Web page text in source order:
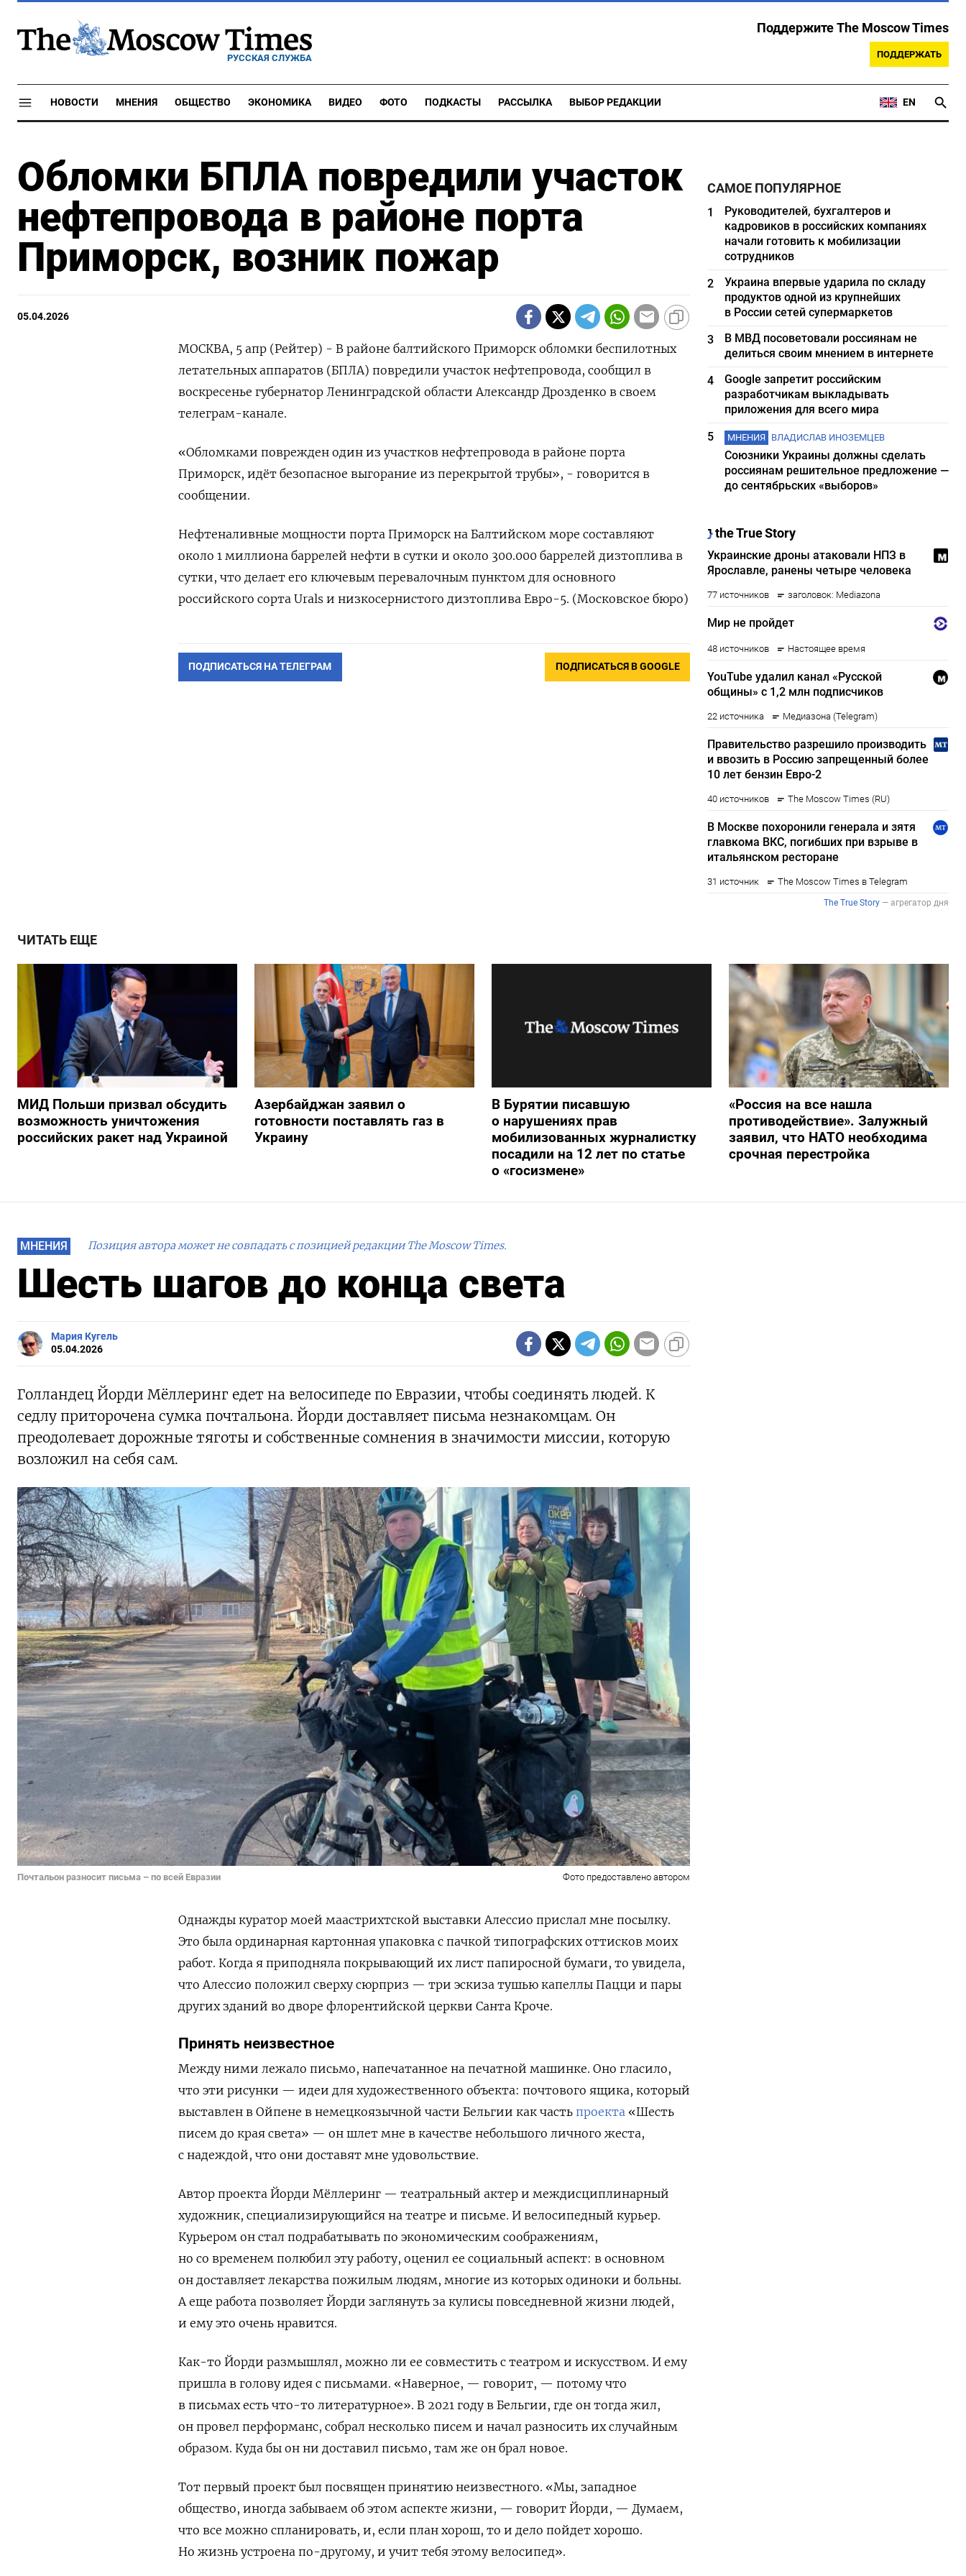
РУССКАЯ СЛУЖБА
Поддержите The Moscow Times
ПОДДЕРЖАТЬ
НОВОСТИ МНЕНИЯ ОБЩЕСТВО ЭКОНОМИКА ВИДЕО ФОТО ПОДКАСТЫ РАССЫЛКА ВЫБОР РЕДАКЦИИ EN
Обломки БПЛА повредили участок
нефтепровода в районе порта
Приморск, возник пожар
05.04.2026
МОСКВА, 5 апр (Рейтер) - В районе балтийского Приморск обломки ‌беспилотных
летательных аппаратов (БПЛА) повредили участок нефтепровода, сообщил ​в ​
воскресенье губернатор Ленинградской ​области ⁠Александр ‌Дрозденко в своем
телеграм-канале.
«Обломками ‌поврежден один из участков ​нефтепровода в ‌районе порта
Приморск, идёт ​безопасное выгорание ‌из перекрытой трубы», - говорится в
сообщении.
Нефтеналивные мощности ​порта ​Приморск ‌на Балтийском море составляют ​
около 1 миллиона баррелей нефти в сутки и около 300.000 баррелей дизтоплива в ​
сутки, ⁠что делает его ключевым перевалочным ‌пунктом для ‌основного
российского сорта Urals ​и низкосернистого дизтоплива ‌Евро-5. (Московское бюро)
ПОДПИСАТЬСЯ НА ТЕЛЕГРАМ ПОДПИСАТЬСЯ В GOOGLE
САМОЕ ПОПУЛЯРНОЕ
1
Руководителей, бухгалтеров и
кадровиков в российских компаниях
начали готовить к мобилизации
сотрудников
2
Украина впервые ударила по складу
продуктов одной из крупнейших
в России сетей супермаркетов
3
В МВД посоветовали россиянам не
делиться своим мнением в интернете
4
Google запретит российским
разработчикам выкладывать
приложения для всего мира
5
МНЕНИЯ ВЛАДИСЛАВ ИНОЗЕМЦЕВ
Союзники Украины должны сделать
россиянам решительное предложение —
до сентябрьских «выборов»
ЧИТАТЬ ЕЩЕ
МИД Польши призвал обсудить
возможность уничтожения
российских ракет над Украиной
Азербайджан заявил о
готовности поставлять газ в
Украину
В Бурятии писавшую
о нарушениях прав
мобилизованных журналистку
посадили на 12 лет по статье
о «госизмене»
«Россия на все нашла
противодействие». Залужный
заявил, что НАТО необходима
срочная перестройка
МНЕНИЯ Позиция автора может не совпадать с позицией редакции The Moscow Times.
Шесть шагов до конца света
Мария Кугель
05.04.2026
Голландец Йорди Мёллеринг едет на велосипеде по Евразии, чтобы соединять людей. К
седлу приторочена сумка почтальона. Йорди доставляет письма незнакомцам. Он
преодолевает дорожные тяготы и собственные сомнения в значимости миссии, которую
возложил на себя сам.
Почтальон разносит письма – по всей Евразии Фото предоставлено автором
Однажды куратор моей маастрихтской выставки Алессио прислал мне посылку.
Это была ординарная картонная упаковка с пачкой типографских оттисков моих
работ. Когда я приподняла покрывающий их лист папиросной бумаги, то увидела,
что Алессио положил сверху сюрприз — три эскиза тушью капеллы Пацци и пары
других зданий во дворе флорентийской церкви Санта Кроче.
Принять неизвестное
Между ними лежало письмо, напечатанное на печатной машинке. Оно гласило,
что эти рисунки — идеи для художественного объекта: почтового ящика, который
выставлен в Ойпене в немецкоязычной части Бельгии как часть проекта «Шесть
писем до края света» — он шлет мне в качестве небольшого личного жеста,
с надеждой, что они доставят мне удовольствие.
Автор проекта Йорди Мёллеринг — театральный актер и междисциплинарный
художник, специализирующийся на театре и письме. И велосипедный курьер.
Курьером он стал подрабатывать по экономическим соображениям,
но со временем полюбил эту работу, оценил ее социальный аспект: в основном
он доставляет лекарства пожилым людям, многие из которых одиноки и больны.
А еще работа позволяет Йорди заглянуть за кулисы повседневной жизни людей,
и ему это очень нравится.
Как-то Йорди размышлял, можно ли ее совместить с театром и искусством. И ему
пришла в голову идея с письмами. «Наверное, — говорит, — потому что
в письмах есть что-то литературное». В 2021 году в Бельгии, где он тогда жил,
он провел перформанс, собрал несколько писем и начал разносить их случайным
образом. Куда бы он ни доставил письмо, там же он брал новое.
Тот первый проект был посвящен принятию неизвестного. «Мы, западное
общество, иногда забываем об этом аспекте жизни, — говорит Йорди, — Думаем,
что все можно спланировать, и, если план хорош, то и дело пойдет хорошо.
Но жизнь устроена по-другому, и учит тебя этому велосипед».